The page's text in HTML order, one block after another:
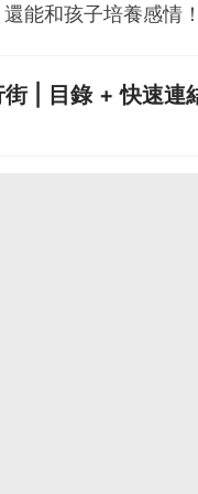
能和孩子培養感情
街 | 目錄 + 快速連